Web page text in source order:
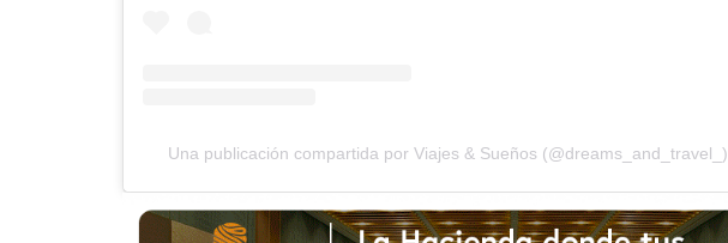
Una publicación compartida por Viajes & Sueños (@dreams_and_travel_)